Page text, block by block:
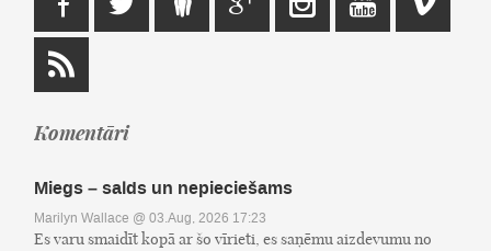
Komentāri
Miegs – salds un nepieciešams
Marilyn Wallace @ 03.Aug, 2026 17:23
Es varu smaidīt kopā ar šo vīrieti, es saņēmu aizdevumu no